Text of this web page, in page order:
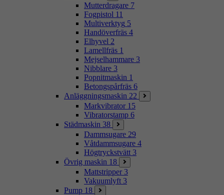
Mutterdragare 7
Fogpistol 11
Multiverktyg 5
Handöverfräs 4
Elhyvel 2
Lamellfräs 1
Mejselhammare 3
Nibblare 3
Popnitmaskin 1
Betongspårfräs 6
Anläggningsmaskin 22
Markvibrator 15
Vibratorstamp 6
Städmaskin 38
Dammsugare 29
Våtdammsugare 4
Högtryckstvätt 3
Övrig maskin 18
Mattstripper 3
Vakuumlyft 3
Pump 18